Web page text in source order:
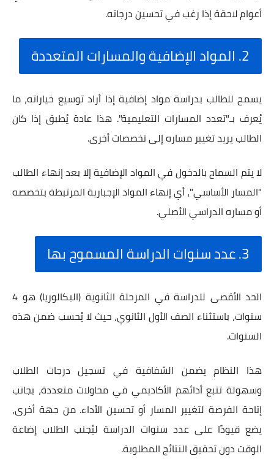
أعوام لاحقة إذا رغب في تحسين درجاته.
2. المواد الإضافية والمسارات المتعددة
يسمح للطالب بدراسة مواد إضافية إذا أراد توسيع خياراته، ما
يُعرف بـ"تعدد المسارات التعليمية". هذا عادة يُطبق إذا كان
الطالب يريد تغيير مساره إلى تخصصات أخرى.
لا يتم السماح بالدخول في المواد الإضافية إلا بعد إنهاء الطالب
"المسار الأساسي"، أي إنهاء المواد الإجبارية المرتبطة بتخصصه
أو مساره الدراسي الأصلي.
3. عدد سنوات الدراسة المسموح بها
الحد الأقصى للدراسة في المرحلة الثانوية (البكالوريا) هو 4
سنوات، باستثناء الصف الأول الثانوي، حيث لا يُحسب ضمن هذه
السنوات.
هذا النظام يضمن الشفافية في تسجيل درجات الطلاب
وسهولة تتبع أدائهم الأكاديمي في محاولات متعددة، بجانب
إتاحة الفرصة لتغيير المسار أو تحسين الأداء. من جهة أخرى،
يضع قيودًا على عدد سنوات الدراسة ليُجنب الطلاب إضاعة
الوقت دون تحقيق النتائج المطلوبة.